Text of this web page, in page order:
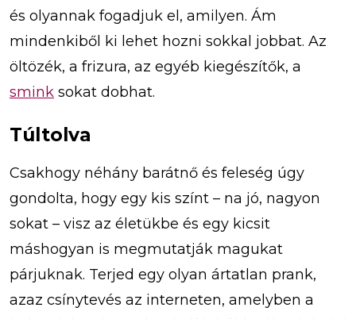
és olyannak fogadjuk el, amilyen. Ám
mindenkiből ki lehet hozni sokkal jobbat. Az
öltözék, a frizura, az egyéb kiegészítők, a
smink sokat dobhat.
Túltolva
Csakhogy néhány barátnő és feleség úgy
gondolta, hogy egy kis színt – na jó, nagyon
sokat – visz az életükbe és egy kicsit
máshogyan is megmutatják magukat
párjuknak. Terjed egy olyan ártatlan prank,
azaz csínytevés az interneten, amelyben a